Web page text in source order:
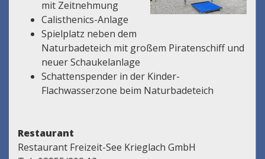
mit Zeitnehmung
Calisthenics-Anlage
Spielplatz neben dem
Naturbadeteich mit großem Piratenschiff und
neuer Schaukelanlage
Schattenspender in der Kinder-
Flachwasserzone beim Naturbadeteich
Restaurant
Restaurant Freizeit-See Krieglach GmbH